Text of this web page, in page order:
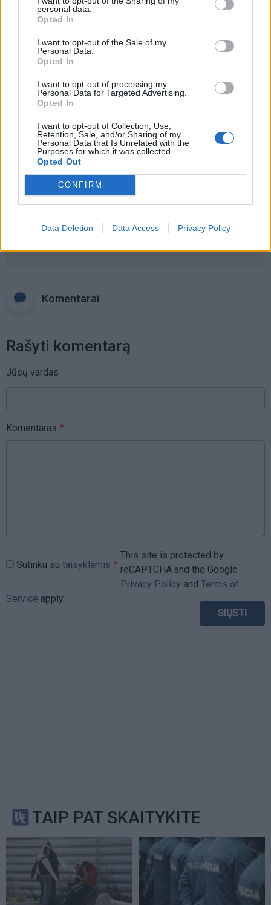
personal data.
Opted In
I want to opt-out of the Sale of my
Personal Data.
Opted In
I want to opt-out of processing my
Personal Data for Targeted Advertising.
Opted In
I want to opt-out of Collection, Use,
Retention, Sale, and/or Sharing of my
Personal Data that Is Unrelated with the
Purposes for which it was collected.
Opted Out
CONFIRM
Data Deletion Data Access Privacy Policy
Laive planuoja apgyvendinti 80
gersite kiekvieną dieną
Raktažodžiai
Komentarai
Rašyti komentarą
Jūsų vardas
Komentaras
Sutinku su taisyklėmis
This site is protected by
reCAPTCHA and the Google
Privacy Policy and Terms of
Service apply.
TAIP PAT SKAITYKITE